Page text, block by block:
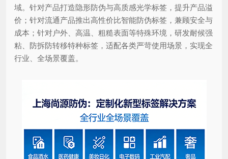
域。针对产品打造隐形防伪与高质感光学标签，提升产品溢
价；针对流通产品推出高性价比智能防伪标签，兼顾安全与
成本；针对户外、高温、粗糙表面等特殊环境，研发耐候强
粘、防拆防转移特种标签，适配各类严苛使用场景，实现全
行业、全场景覆盖。